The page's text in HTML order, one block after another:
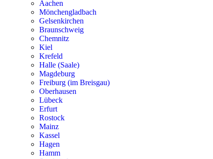
Aachen
Mönchengladbach
Gelsenkirchen
Braunschweig
Chemnitz
Kiel
Krefeld
Halle (Saale)
Magdeburg
Freiburg (im Breisgau)
Oberhausen
Lübeck
Erfurt
Rostock
Mainz
Kassel
Hagen
Hamm